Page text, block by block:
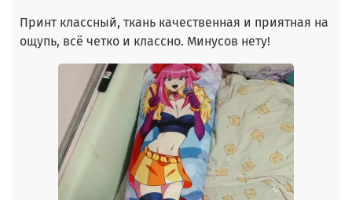
Принт классный, ткань качественная и приятная на
ощупь, всё четко и классно. Минусов нету!